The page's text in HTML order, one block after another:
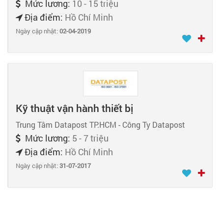
Mức lương: 10 - 15 triệu
Địa điểm: Hồ Chí Minh
Ngày cập nhật:02-04-2019
Kỹ thuật vận hành thiết bị
Trung Tâm Datapost TP.HCM - Công Ty Datapost
Mức lương: 5 - 7 triệu
Địa điểm: Hồ Chí Minh
Ngày cập nhật:31-07-2017